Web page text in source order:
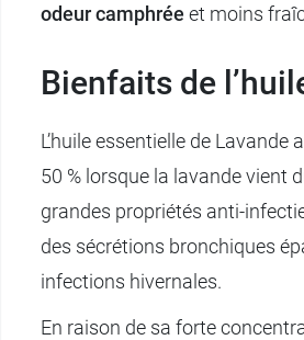
odeur camphrée et moins
Bienfaits de
L’huile essentielle de
50 % lorsque la lavande vient
grandes propriétés anti-
des sécrétions bronchiques
infections hivernales.
En raison de sa forte